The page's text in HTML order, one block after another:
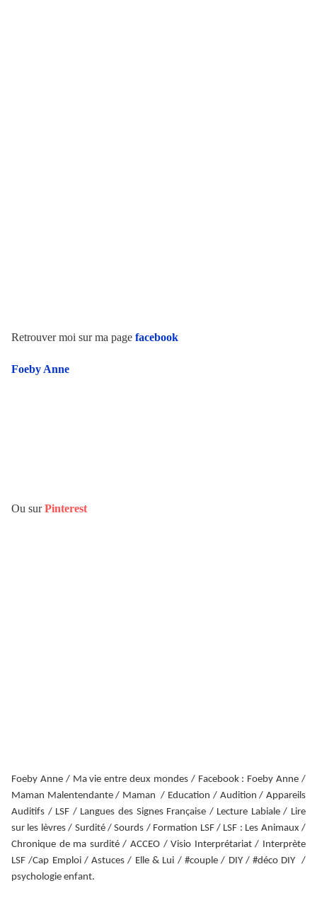
Retrouver moi sur ma page facebook
Foeby Anne
Ou sur Pinterest
Foeby Anne / Ma vie entre deux mondes / Facebook : Foeby Anne /
Maman Malentendante / Maman / Education / Audition / Appareils
Auditifs / LSF / Langues des Signes Française / Lecture Labiale / Lire
sur les lèvres / Surdité / Sourds / Formation LSF / LSF : Les Animaux /
Chronique de ma surdité / ACCEO / Visio Interprétariat / Interprète
LSF /Cap Emploi / Astuces / Elle & Lui / #couple / DIY / #déco DIY /
psychologie enfant.